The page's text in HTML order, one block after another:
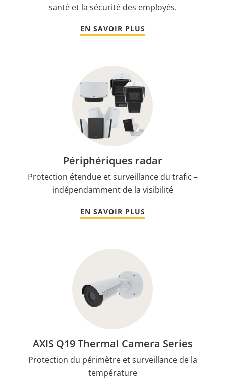
santé et la sécurité des employés.
EN SAVOIR PLUS
Périphériques radar
Protection étendue et surveillance du trafic –
indépendamment de la visibilité
EN SAVOIR PLUS
AXIS Q19 Thermal Camera Series
Protection du périmètre et surveillance de la
température